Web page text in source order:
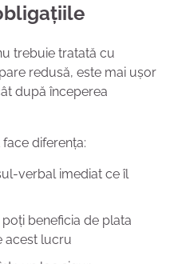
trebuie tratată cu
redusă, este mai ușor
după începerea
diferența:
verbal imediat ce îl
beneficia de plata
acest lucru